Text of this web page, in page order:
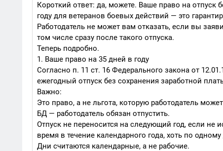
Короткий ответ: да, можете. Ваше право на отпуск
году для ветеранов боевых действий — это
Работодатель не может вам отказать, если вы
том числе сразу после такого отпуска.
Теперь подробно.
1. Ваше право на 35 дней в году
Согласно п. 11 ст. 16 Федерального закона от
ежегодный отпуск без сохранения заработной
Важно:
Это право, а не льгота, которую работодатель
БД — работодатель обязан отпустить.
Отпуск не переносится на следующий год, если
время в течение календарного года, хоть по
Дни считаются календарные, а не рабочие.